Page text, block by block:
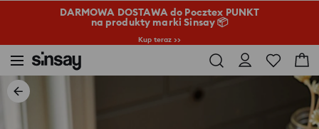
DARMOWA DOSTAWA do Pocztex PUNKT
na produkty marki Sinsay 📦
Kup teraz >>